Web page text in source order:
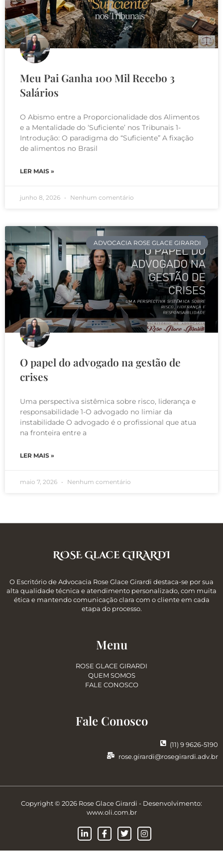
Meu Pai Ganha 100 Mil Recebo 3
Salários
O Abismo entre a Proporcionalidade dos Alimentos
e a Mentalidade do ‘Suficiente’ nos Tribunais 1-
Introdução: O paradigma do “Suficiente” A fixação
de alimentos no Brasil
LER MAIS »
junho 8, 2026 Nenhum comentário
ADVOCACIA ROSE GLACE GIRARDI
O papel do advogado na gestão de
crises
Uma perspectiva sistêmica sobre risco, liderança e
responsabilidade 1-O advogado no limiar da
instabilidade O advogado é o profissional que atua
na fronteira entre a
LER MAIS »
maio 7, 2026 Nenhum comentário
ROSE Glace GIRARDI
O Escritório de Advocacia Rose Glace Girardi destaca-se por sua
alta qualidade técnica e atendimento personalizado, com muita
ética e mantendo comunicação clara com o cliente em cada
etapa do processo.
Menu
ROSE GLACE GIRARDI
QUEM SOMOS
FALE CONOSCO
Fale Conosco
(11) 9 9626-5190
rose.girardi@rosegirardi.adv.br
Copyright © 2026 Rose Glace Girardi - Desenvolvimento:
www.oli.com.br